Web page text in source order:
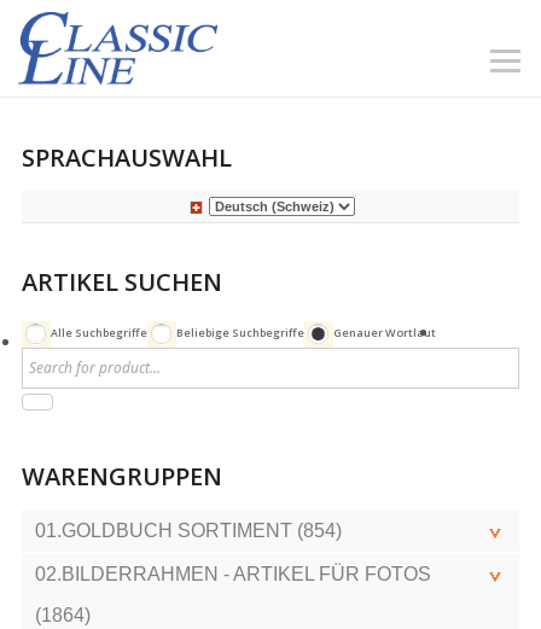
SPRACHAUSWAHL
ARTIKEL SUCHEN
Alle Suchbegriffe Beliebige Suchbegriffe Genauer Wortlaut
WARENGRUPPEN
01.GOLDBUCH SORTIMENT (854)
02.BILDERRAHMEN - ARTIKEL FÜR FOTOS
(1864)